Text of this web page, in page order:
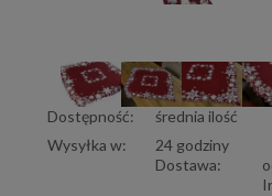
Dostępność:
średnia ilość
Wysyłka w:
24 godziny
Dostawa: